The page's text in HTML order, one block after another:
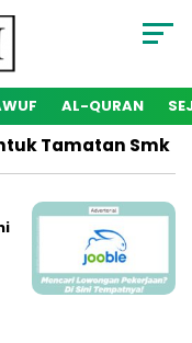
AL-QURAN
Tamatan Smk